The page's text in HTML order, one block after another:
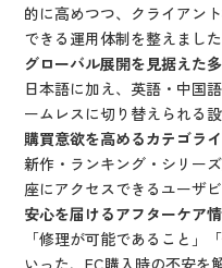
的に高めつつ、クライアン
できる運用体制を整えました
グローバル展開を見据えた
日本語に加え、英語・中国
ームレスに切り替えられる
購買意欲を高めるカテゴラ
新作・ランキング・シリー
座にアクセスできるユーザ
安心を届けるアフターケア
「修理が可能であること」
いった、EC購入時の不安を